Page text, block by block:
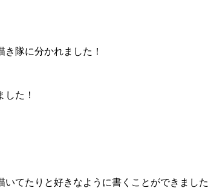
隊に分かれました！
た！
てたりと好きなように書くことができました